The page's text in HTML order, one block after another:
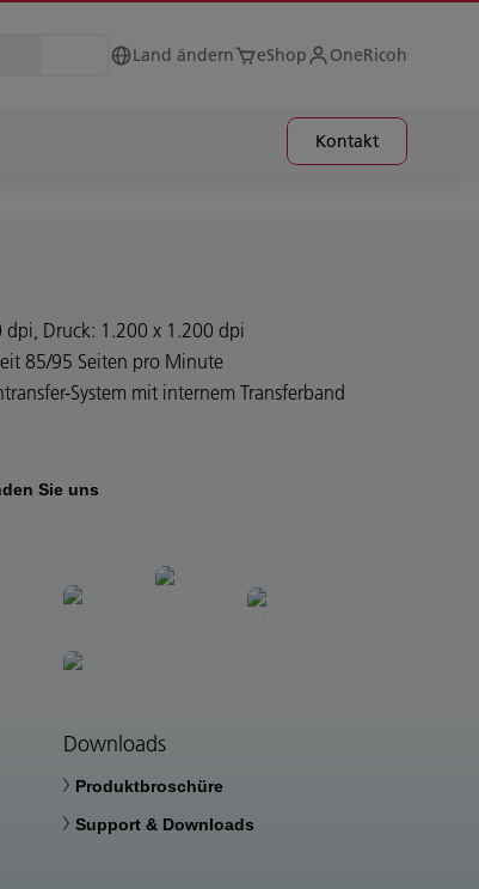
Land ändern eShop OneRicoh
Kontakt
Druck: 1.200 x 1.200 dpi
85/95 Seiten pro Minute
System mit internem Transferband
Sie uns
Downloads
Produktbroschüre
Support & Downloads